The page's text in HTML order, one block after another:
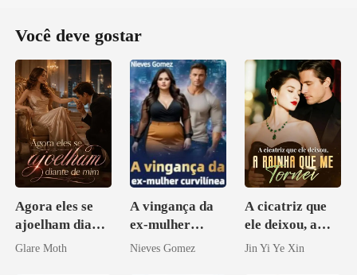
Você deve gostar
Agora eles se
ajoelham diante
de mim
Glare Moth
A vingança da
ex-mulher
curvilínea
Nieves Gomez
A cicatriz que
ele deixou, a
rainha que me
Jin Yi Ye Xin